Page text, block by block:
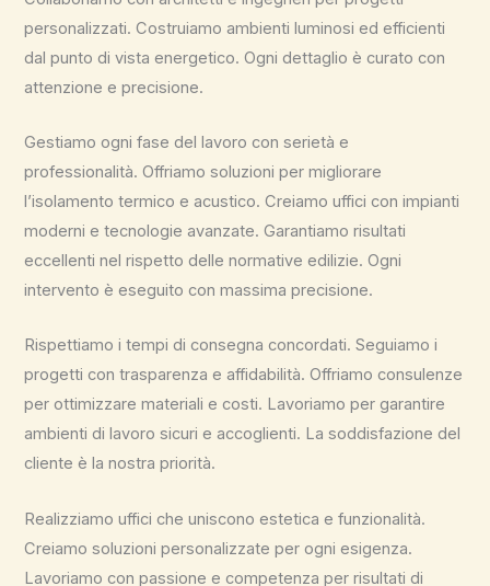
personalizzati. Costruiamo ambienti luminosi ed efficienti
dal punto di vista energetico. Ogni dettaglio è curato con
attenzione e precisione.
Gestiamo ogni fase del lavoro con serietà e
professionalità. Offriamo soluzioni per migliorare
l’isolamento termico e acustico. Creiamo uffici con impianti
moderni e tecnologie avanzate. Garantiamo risultati
eccellenti nel rispetto delle normative edilizie. Ogni
intervento è eseguito con massima precisione.
Rispettiamo i tempi di consegna concordati. Seguiamo i
progetti con trasparenza e affidabilità. Offriamo consulenze
per ottimizzare materiali e costi. Lavoriamo per garantire
ambienti di lavoro sicuri e accoglienti. La soddisfazione del
cliente è la nostra priorità.
Realizziamo uffici che uniscono estetica e funzionalità.
Creiamo soluzioni personalizzate per ogni esigenza.
Lavoriamo con passione e competenza per risultati di